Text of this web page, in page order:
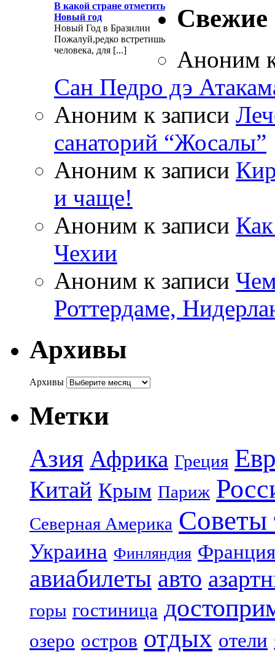
В какой стране отметить
Новый год
Новый Год в Бразилии
Пожалуй,редко встретишь
человека, для [...]
Свежие
Аноним
Сан Педро дэ
Аноним к записи
санаторий “Жосалы”
Аноним к записи
и чаще!
Аноним к записи
Чехии
Аноним к записи
Роттердаме,
Архивы
Архивы
Метки
Азия Африка Греция
Китай Крым Париж
Северная Америка Советы
Украина Финляндия Франция
авиабилеты авто
горы гостиница
озеро остров отдых отели